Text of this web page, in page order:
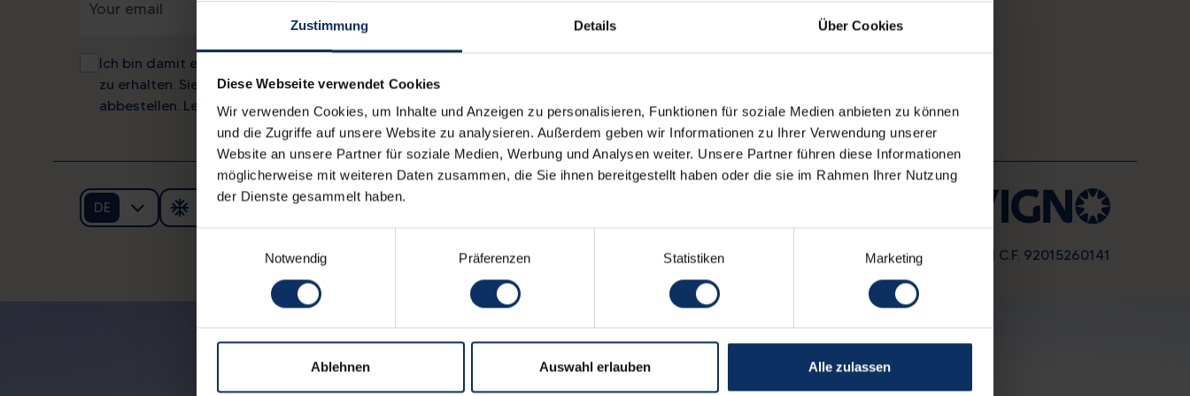
Zustimmung Details Über Cookies
Diese Webseite verwendet Cookies
Wir verwenden Cookies, um Inhalte und Anzeigen zu personalisieren, Funktionen für soziale Medien anbieten zu können
und die Zugriffe auf unsere Website zu analysieren. Außerdem geben wir Informationen zu Ihrer Verwendung unserer
Website an unsere Partner für soziale Medien, Werbung und Analysen weiter. Unsere Partner führen diese Informationen
möglicherweise mit weiteren Daten zusammen, die Sie ihnen bereitgestellt haben oder die sie im Rahmen Ihrer Nutzung
der Dienste gesammelt haben.
Notwendig
Präferenzen Statistiken Marketing
Ablehnen Auswahl erlauben Alle zulassen
Ich bin damit einverstanden, den APT Livigno-Newsletter
zu erhalten. Sie können diese Mitteilungen jederzeit
abbestellen. Lesen Sie unsereDatenschutzerklärung.
DE
© APT Livigno | Azienda di Promozione e Sviluppo Turistico srl - Via Rasia 999 - I-23041 Livigno (So) | C.F. 92015260141